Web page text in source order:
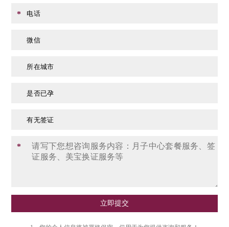
* 电话
微信
所在城市
是否已孕
有无签证
*
立即提交